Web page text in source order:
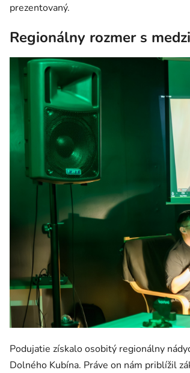
prezentovaný.
Regionálny rozmer s
Podujatie získalo osobitý regionálny
Dolného Kubína. Práve on nám priblížil